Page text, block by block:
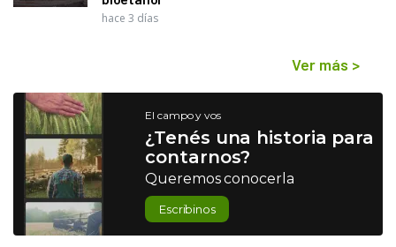
hace 3 días
Ver más >
El campo y vos
¿Tenés una historia para
contarnos?
Queremos conocerla
Escribinos